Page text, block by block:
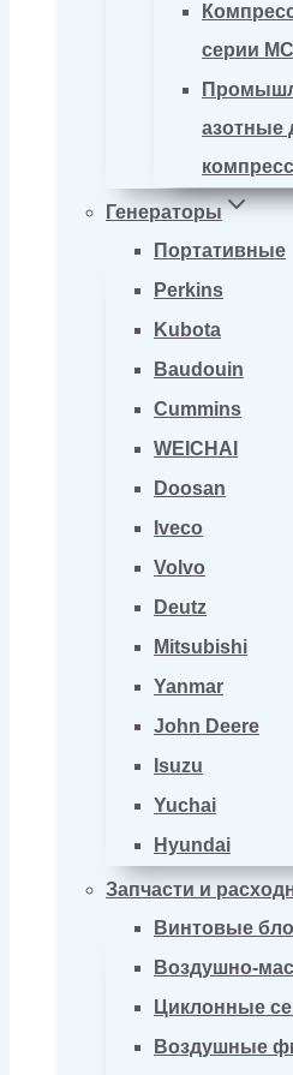
серии
азотные
Генераторы
Портативные
Perkins
Kubota
Baudouin
Cummins
WEICHAI
Doosan
Iveco
Volvo
Deutz
Mitsubishi
Yanmar
John Deere
Isuzu
Yuchai
Hyundai
Запчасти и
Винтовые
Воздушно-
Циклонные
Воздушные